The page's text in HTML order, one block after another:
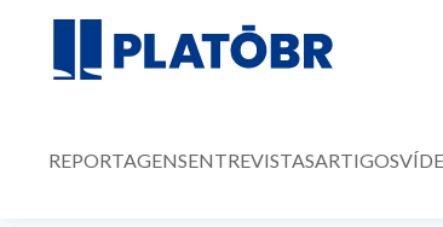
REPORTAGENSENTREVISTASARTIGOS